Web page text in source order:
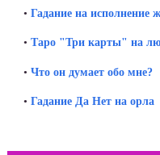
• Гадание на исполнение
• Таро "Три карты" на
• Что он думает обо мне?
• Гадание Да Нет на орла